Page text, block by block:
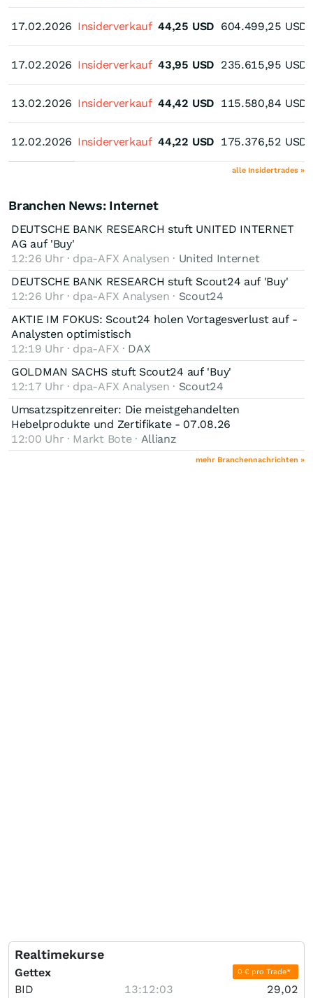
17.02.2026
17.02.2026
13.02.2026
12.02.2026
17.02.2026 Insiderverkauf 44,25 USD 604.499,25 USD
17.02.2026 Insiderverkauf 43,95 USD 235.615,95 USD
13.02.2026 Insiderverkauf 44,42 USD 115.580,84 USD
12.02.2026 Insiderverkauf 44,22 USD 175.376,52 USD
alle Insidertrades »
Branchen News: Internet
DEUTSCHE BANK RESEARCH stuft UNITED INTERNET
AG auf 'Buy'
12:26 Uhr · dpa-AFX Analysen · United Internet
DEUTSCHE BANK RESEARCH stuft Scout24 auf 'Buy'
12:26 Uhr · dpa-AFX Analysen · Scout24
AKTIE IM FOKUS: Scout24 holen Vortagesverlust auf -
Analysten optimistisch
12:19 Uhr · dpa-AFX · DAX
GOLDMAN SACHS stuft Scout24 auf 'Buy'
12:17 Uhr · dpa-AFX Analysen · Scout24
Umsatzspitzenreiter: Die meistgehandelten
Hebelprodukte und Zertifikate - 07.08.26
12:00 Uhr · Markt Bote · Allianz
mehr Branchennachrichten »
Realtimekurse
Gettex 0 € pro Trade*
BID 13:12:03
29,02